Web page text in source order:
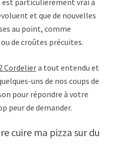
est particulièrement vrai à
et que de nouvelles
au point, comme
de croûtes précuites.
Cordeliera tout entendu et
uns de nos coups de
pour répondre à votre
peur de demander.
cuire ma pizza sur du